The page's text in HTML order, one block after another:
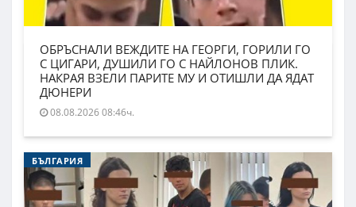
ОБРЪСНАЛИ ВЕЖДИТЕ НА ГЕОРГИ, ГОРИЛИ ГО
С ЦИГАРИ, ДУШИЛИ ГО С НАЙЛОНОВ ПЛИК.
НАКРАЯ ВЗЕЛИ ПАРИТЕ МУ И ОТИШЛИ ДА ЯДАТ
ДЮНЕРИ
08.08.2026 08:46ч.
БЪЛГАРИЯ